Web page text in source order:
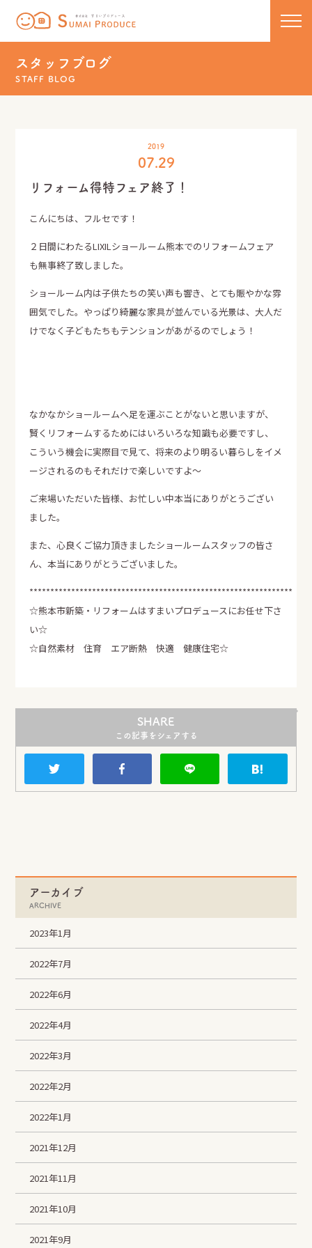
コンセプト
新築
新築実績一覧
リフォーム・リノベーション
新着情報・イベント
お問い合わせ
資料請求
電話でのお問い合せはこちらから
TEL.0120-358-724
受付時間 午前8：30～午後5：30
スタッフブログ
STAFF BLOG
2019
07.29
リフォーム得特フェア終了！
こんにちは、フルセです！
２日間にわたるLIXILショールーム熊本でのリフォームフェア
も無事終了致しました。
ショールーム内は子供たちの笑い声も響き、とても賑やかな雰
囲気でした。やっぱり綺麗な家具が並んでいる光景は、大人だ
けでなく子どもたちもテンションがあがるのでしょう！
なかなかショールームへ足を運ぶことがないと思いますが、
賢くリフォームするためにはいろいろな知識も必要ですし、
こういう機会に実際目で見て、将来のより明るい暮らしをイメ
ージされるのもそれだけで楽しいですよ～
ご来場いただいた皆様、お忙しい中本当にありがとうござい
ました。
また、心良くご協力頂きましたショールームスタッフの皆さ
ん、本当にありがとうございました。
***************************************************************
☆熊本市新築・リフォームはすまいプロデュースにお任せ下さ
い☆
☆自然素材 住育 エア断熱 快適 健康住宅☆
SHARE
この記事をシェアする
アーカイブ
ARCHIVE
2023年1月
2022年7月
2022年6月
2022年4月
2022年3月
2022年2月
2022年1月
2021年12月
2021年11月
2021年10月
2021年9月